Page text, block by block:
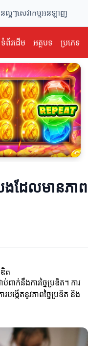
ល្អៗសេវាកម្មអនឡាញ
ទំព័រ​ដើម អត្ថបទ ប្រភេទ
ងដែលមានភាព
ត
ាក់នឹងការច្នៃប្រឌិត។ ការ
បង្កើតនូវភាពច្នៃប្រឌិត និង